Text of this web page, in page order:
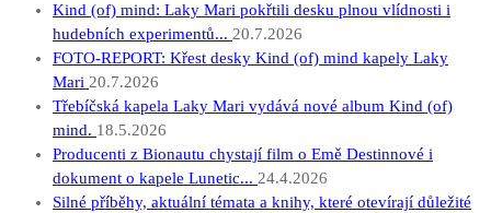
Kind (of) mind: Laky Mari pokřtili desku plnou vlídnosti i
hudebních experimentů... 20.7.2026
FOTO-REPORT: Křest desky Kind (of) mind kapely Laky
Mari 20.7.2026
Třebíčská kapela Laky Mari vydává nové album Kind (of)
mind. 18.5.2026
Producenti z Bionautu chystají film o Emě Destinnové i
dokument o kapele Lunetic... 24.4.2026
Silné příběhy, aktuální témata a knihy, které otevírají důležité